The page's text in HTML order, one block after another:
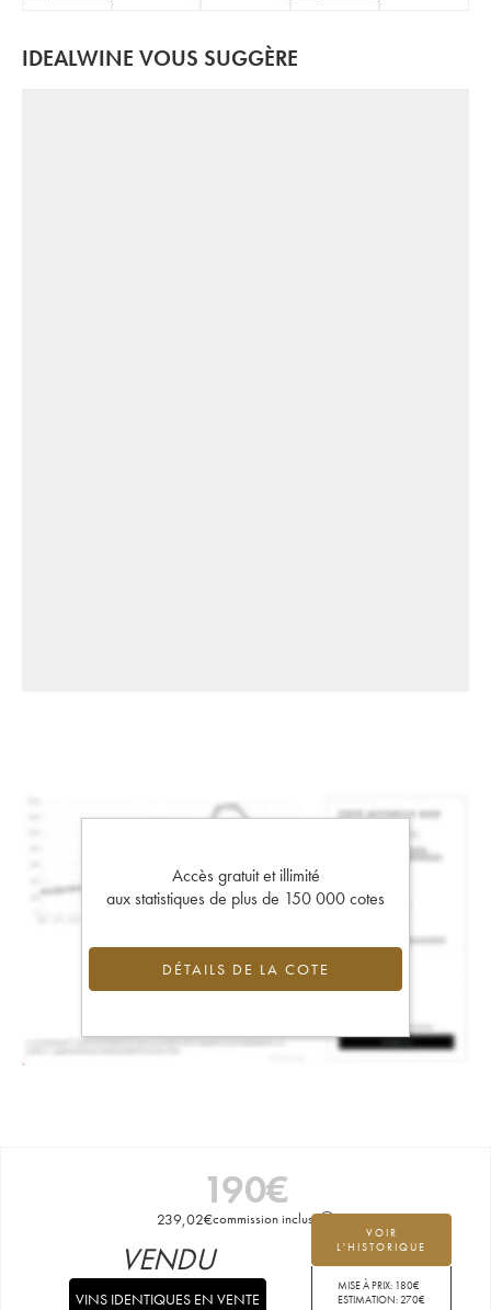
IDEALWINE VOUS SUGGÈRE
Accès gratuit et illimité
aux statistiques de plus de 150 000 cotes
DÉTAILS DE LA COTE
190€
239,02€commission incluse
VOIR
L'HISTORIQUE
MISE À PRIX: 180€
ESTIMATION:270€
VENDU
VINS IDENTIQUES EN VENTE